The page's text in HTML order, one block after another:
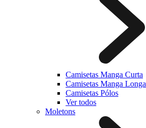
Camisetas Manga Curta
Camisetas Manga Longa
Camisetas Pólos
Ver todos
Moletons